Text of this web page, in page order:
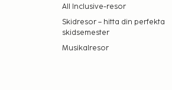
All Inclusive-resor
Skidresor – hitta din perfekta
skidsemester
Musikalresor